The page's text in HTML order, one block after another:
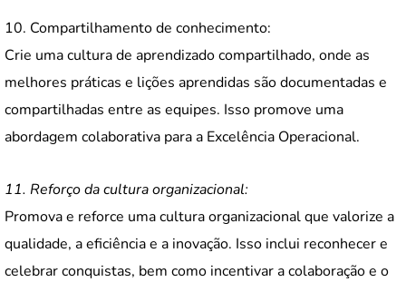
10. Compartilhamento de conhecimento:
Crie uma cultura de aprendizado compartilhado, onde as
melhores práticas e lições aprendidas são documentadas e
compartilhadas entre as equipes. Isso promove uma
abordagem colaborativa para a Excelência Operacional.
11. Reforço da cultura organizacional:
Promova e reforce uma cultura organizacional que valorize a
qualidade, a eficiência e a inovação. Isso inclui reconhecer e
celebrar conquistas, bem como incentivar a colaboração e o